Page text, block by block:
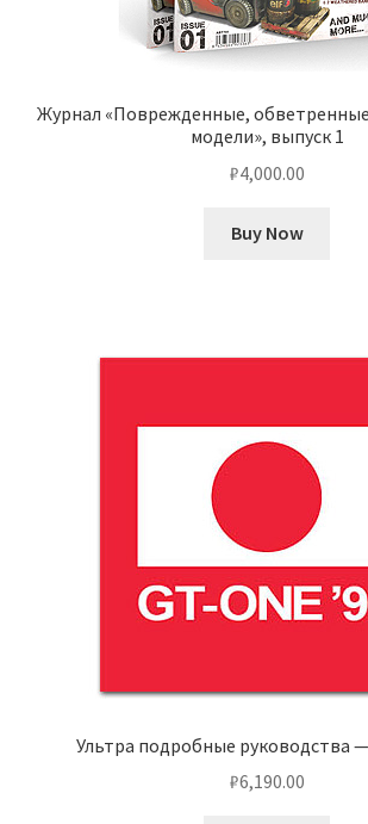
Журнал «Поврежденные,
модели», выпуск 1
₽4,000.00
Buy Now
Ультра подробные руководства
₽6,190.00